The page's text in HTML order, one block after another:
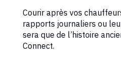
Courir après vos
rapports journaliers ou
sera que de l’histoire
Connect.